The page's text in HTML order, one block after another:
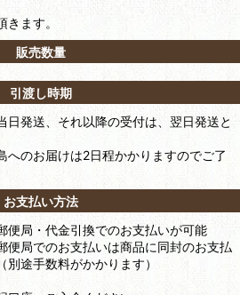
ます。
販売数量
引渡し時期
日発送、それ以降の受付は、翌日発送と
へのお届けは2日程かかりますのでご了
お支払い方法
便局・代金引換でのお支払いが可能
便局でのお支払いは商品に同封のお支払
途手数料がかかります）